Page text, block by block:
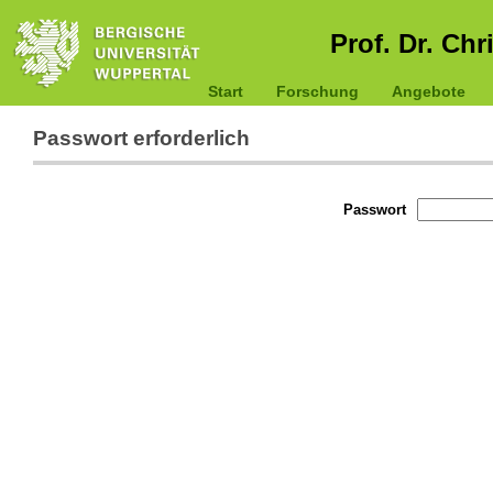
Prof. Dr.
Start Forschung Angebote
Passwort erforderlich
Passwort